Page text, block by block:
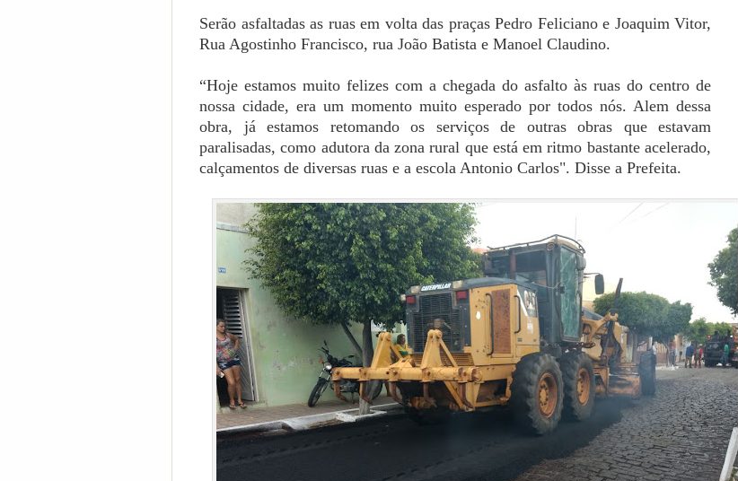
Serão asfaltadas as ruas em volta das praças Pedro Feliciano e Joaquim Vitor,
Rua Agostinho Francisco, rua João Batista e Manoel Claudino.
“Hoje estamos muito felizes com a chegada do asfalto às ruas do centro de
nossa cidade, era um momento muito esperado por todos nós. Alem dessa
obra, já estamos retomando os serviços de outras obras que estavam
paralisadas, como adutora da zona rural que está em ritmo bastante acelerado,
calçamentos de diversas ruas e a escola Antonio Carlos". Disse a Prefeita.